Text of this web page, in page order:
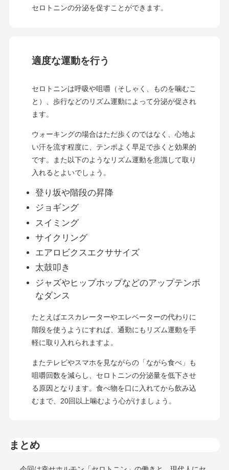
セロトニンの分泌を促すことができます。
適度な運動を行う
セロトニンは呼吸や咀嚼（そしゃく、ものを噛むこ
と）、歩行などのリズム運動によって分泌が促され
ます。
ウォーキングの場合はただ歩くのではなく、心地よ
い汗を流す程度に、テンポよく早足で歩くと効果的
です。また以下のようなリズム運動を意識して取り
入れるとよいでしょう。
登り坂や階段の昇降
ジョギング
スイミング
サイクリング
エアロビクスエクササイズ
太鼓叩き
ジャズやヒップホップなどのアップテンポ
なダンス
たとえばエスカレーターやエレベーターの代わりに
階段を使うようにすれば、通勤にもリズム運動を手
軽に取り入れられますよ。
またテレビやスマホを見ながらの「ながら食べ」も
咀嚼回数を減らし、セロトニンの分泌量を低下させ
る原因となります。食べ物を口に入れてから飲み込
むまで、20回以上噛むよう心がけましょう。
まとめ